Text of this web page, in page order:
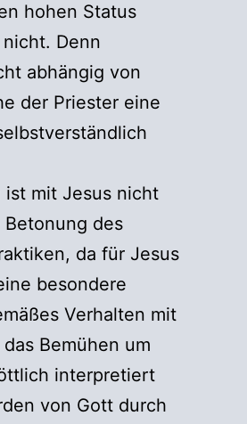
hohen Status
Denn
abhängig von
der Priester eine
ist mit Jesus nicht
des
da für Jesus
besondere
Verhalten mit
Bemühen um
interpretiert
von Gott durch